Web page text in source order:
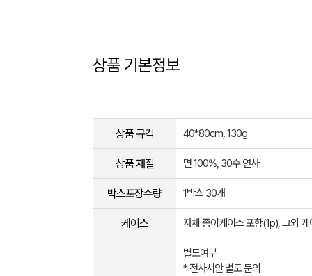
상품 기본정보
상품 규격 40*80cm, 130g
상품 재질 면 100%, 30수 연사
박스포장수량 1박스 30개
케이스 자체 종이케이스 포함(1p), 그외
별도여부
* 전사시안 별도 문의